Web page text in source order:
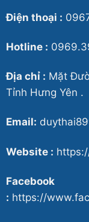
Điện thoại :
Hotline :
Địa chỉ : Mặt
Tỉnh Hưng Yên .
Email:
Website :
Facebook
: https://